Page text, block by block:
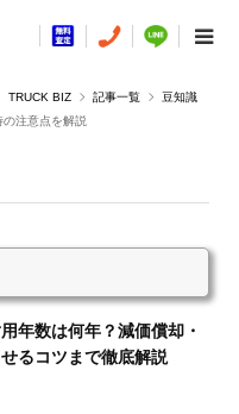
TRUCK BIZ 記事一覧
豆知識
注意点を解説
年数は何年？減価償却・
るコツまで徹底解説